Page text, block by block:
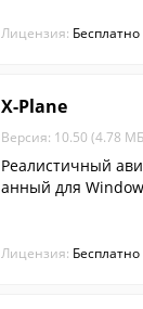
векторной
Лицензия: Бесплатно
X-Plane
Версия: 10.50 (4.78
Реалистичный
анный для
Лицензия: Бесплатно